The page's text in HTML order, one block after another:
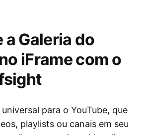
Galeria do
iFrame com o
para o YouTube, que
playlists ou canais em seu